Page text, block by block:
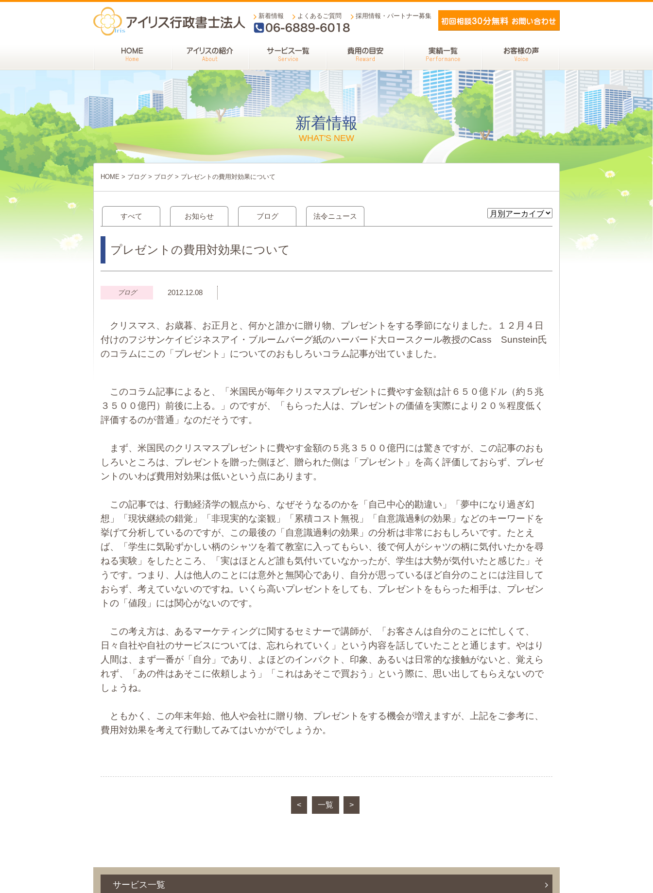
新着情報 よくあるご質問 採用情報・パートナー募集
新着情報
WHAT'S NEW
HOME > ブログ > ブログ > プレゼントの費用対効果について
すべて お知らせ ブログ 法令ニュース
プレゼントの費用対効果について
ブログ 2012.12.08
クリスマス、お歳暮、お正月と、何かと誰かに贈り物、プレゼントをする季節になりました。１２月４日
付けのフジサンケイビジネスアイ・ブルームバーグ紙のハーバード大ロースクール教授のCass Sunstein氏
のコラムにこの「プレゼント」についてのおもしろいコラム記事が出ていました。
このコラム記事によると、「米国民が毎年クリスマスプレゼントに費やす金額は計６５０億ドル（約５兆
３５００億円）前後に上る。」のですが、「もらった人は、プレゼントの価値を実際により２０％程度低く
評価するのが普通」なのだそうです。
まず、米国民のクリスマスプレゼントに費やす金額の５兆３５００億円には驚きですが、この記事のおも
しろいところは、プレゼントを贈った側ほど、贈られた側は「プレゼント」を高く評価しておらず、プレゼ
ントのいわば費用対効果は低いという点にあります。
この記事では、行動経済学の観点から、なぜそうなるのかを「自己中心的勘違い」「夢中になり過ぎ幻
想」「現状継続の錯覚」「非現実的な楽観」「累積コスト無視」「自意識過剰の効果」などのキーワードを
挙げて分析しているのですが、この最後の「自意識過剰の効果」の分析は非常におもしろいです。たとえ
ば、「学生に気恥ずかしい柄のシャツを着て教室に入ってもらい、後で何人がシャツの柄に気付いたかを尋
ねる実験」をしたところ、「実はほとんど誰も気付いていなかったが、学生は大勢が気付いたと感じた」そ
うです。つまり、人は他人のことには意外と無関心であり、自分が思っているほど自分のことには注目して
おらず、考えていないのですね。いくら高いプレゼントをしても、プレゼントをもらった相手は、プレゼン
トの「値段」には関心がないのです。
この考え方は、あるマーケティングに関するセミナーで講師が、「お客さんは自分のことに忙しくて、
日々自社や自社のサービスについては、忘れられていく」という内容を話していたことと通じます。やはり
人間は、まず一番が「自分」であり、よほどのインパクト、印象、あるいは日常的な接触がないと、覚えら
れず、「あの件はあそこに依頼しよう」「これはあそこで買おう」という際に、思い出してもらえないので
しょうね。
ともかく、この年末年始、他人や会社に贈り物、プレゼントをする機会が増えますが、上記をご参考に、
費用対効果を考えて行動してみてはいかがでしょうか。
< 一覧 >
サービス一覧